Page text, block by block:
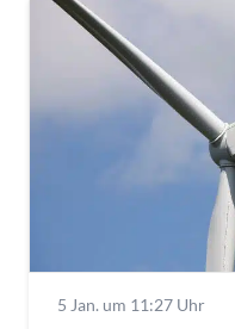
5 Jan. um 11:27 Uhr